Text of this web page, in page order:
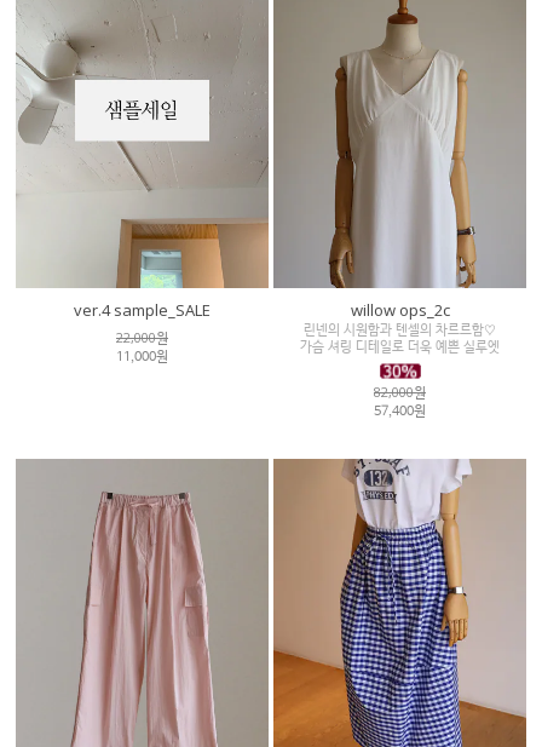
ver.4 sample_SALE
22,000원
11,000원
willow ops_2c
린넨의 시원함과 텐셀의 차르르함♡
가슴 셔링 디테일로 더욱 예쁜 실루엣
82,000원
57,400원